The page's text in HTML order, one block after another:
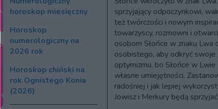
horoskop miesięczny
Horoskop
numerologiczny na
2026 rok
Horoskop chiński na
rok Ognistego Konia
(2026)
sprzyjający odpoczynkowi,
też twórczości i nowym
towarzyscy, rozmowni i
osobom Słońce w znaku
osobistego, aby odkryć swoje
optymizmu, bo Słońce w
własne umiejętności.
radośniej i jak lepiej
Jowisz i Merkury będą